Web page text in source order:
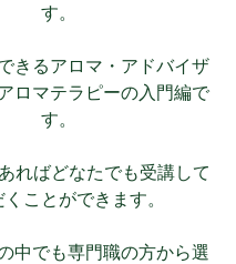
す。
きるアロマ・アドバイザ
ロマテラピーの入門編で
す。
ればどなたでも受講して
ことができます。
中でも専門職の方から選